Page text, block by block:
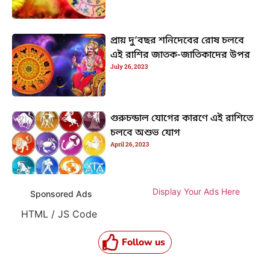
প্রায় দু’বছর শনিদেবের রোষ চলবে
এই রাশির জাতক-জাতিকাদের উপর
July 26, 2023
গুরুচন্ডাল যোগের কারণে এই রাশিতে
চলবে অশুভ যোগ
April 26, 2023
Sponsored Ads Display Your Ads Here
HTML / JS Code
Follow us